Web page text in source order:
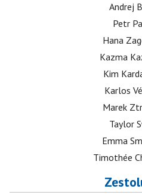
Andrej
Petr
Hana
Kazma
Kim
Karlos
Marek
Taylor
Emma
Timothée